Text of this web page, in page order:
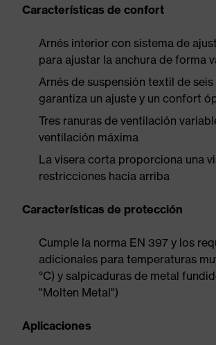
Características de confort
Arnés interior con sistema de
para ajustar la anchura de forma
Arnés de suspensión textil de
garantiza un ajuste y un confort
Tres ranuras de ventilación
ventilación máxima
La visera corta proporciona una
restricciones hacia arriba
Características de protección
Cumple la norma EN 397 y los
adicionales para temperaturas
°C) y salpicaduras de metal
"Molten Metal")
Aplicaciones